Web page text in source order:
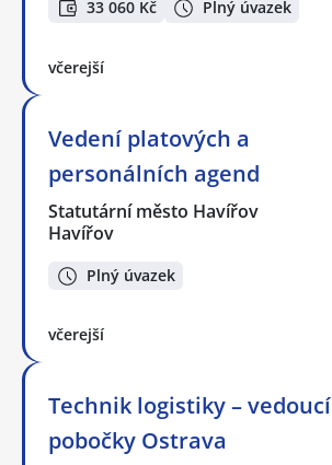
33 060 Kč Plný úvazek
včerejší
Vedení platových a
personálních agend
Statutární město Havířov
Havířov
Plný úvazek
včerejší
Technik logistiky – vedoucí
pobočky Ostrava